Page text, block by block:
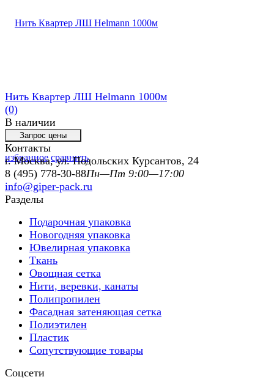
избранное сравнить
Нить Квартер ЛШ Helmann 1000м
(0)
В наличии
Контакты
г. Москва, ул. Подольских Курсантов, 24
8 (495) 778-30-88Пн—Пт 9:00—17:00
info@giper-pack.ru
Разделы
Подарочная упаковка
Новогодняя упаковка
Ювелирная упаковка
Ткань
Овощная сетка
Нити, веревки, канаты
Полипропилен
Фасадная затеняющая сетка
Полиэтилен
Пластик
Сопутствующие товары
Соцсети